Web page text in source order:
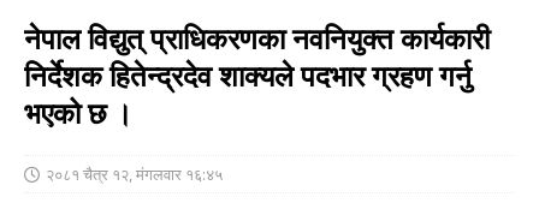
नेपाल विद्युत् प्राधिकरणका नवनियुक्त कार्यकारी
निर्देशक हितेन्द्रदेव शाक्यले पदभार ग्रहण गर्नु
भएको छ ।
२०८१ चैत्र १२, मंगलवार १६:४५